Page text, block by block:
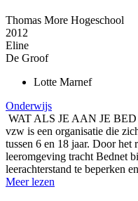
Thomas More Hogeschool
2012
Eline
De Groof
Lotte Marnef
Onderwijs
WAT ALS JE AAN JE
vzw is een organisatie die
tussen 6 en 18 jaar. Door het
leeromgeving tracht Bednet
leerachterstand te beperken
Meer lezen